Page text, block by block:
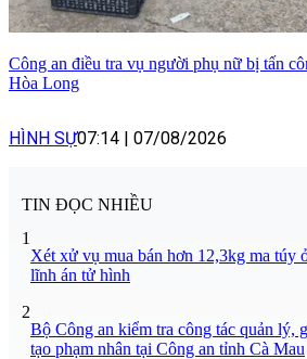
Công an điều tra vụ người phụ nữ bị tấn
Hòa Long
HÌNH SỰ07:14 07/08/2026
TIN ĐỌC NHIỀU
1
Xét xử vụ mua bán hơn 12,3kg ma túy
lĩnh án tử hình
2
Bộ Công an kiểm tra công tác quản lý,
tạo phạm nhân tại Công an tỉnh Cà Mau